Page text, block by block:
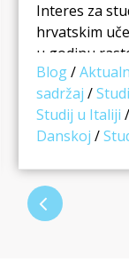
Interes za
hrvatskim
u godinu
Blog/
sadržaj /
Studij u Italiji /
Danskoj /